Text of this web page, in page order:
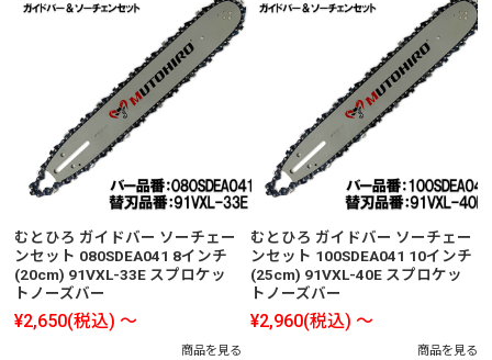
むとひろ ガイドバー ソーチェー
ンセット 080SDEA041 8インチ
(20cm) 91VXL-33E スプロケッ
トノーズバー
¥2,650(税込) ～
商品を見る
むとひろ ガイドバー ソーチェー
ンセット 100SDEA041 10インチ
(25cm) 91VXL-40E スプロケッ
トノーズバー
¥2,960(税込) ～
商品を見る